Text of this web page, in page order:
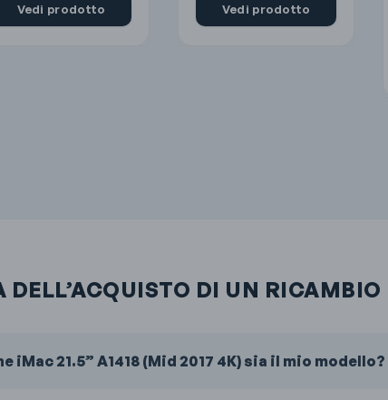
Vedi prodotto Vedi prodotto
DI UN RICAMBIO
21.5” A1418 (Mid 2017 4K) sia il mio modello?